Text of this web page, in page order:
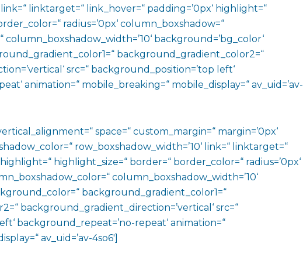
linktarget=“ link_hover=“ padding=’0px‘ highlight=“
radius=’0px‘ column_boxshadow=“
background=’bg_color‘
background_gradient_color2=“
src=“ background_position=’top left‘
animation=“ mobile_breaking=“ mobile_display=“ av_uid=’av-
space=“ custom_margin=“ margin=’0px‘
row_boxshadow_width=’10‘ link=“ linktarget=“
highlight_size=“ border=“ border_color=“ radius=’0px‘
column_boxshadow_width=’10‘
background_gradient_color1=“
background_gradient_direction=’vertical‘ src=“
background_repeat=’no-repeat‘ animation=“
av_uid=’av-4so6′]